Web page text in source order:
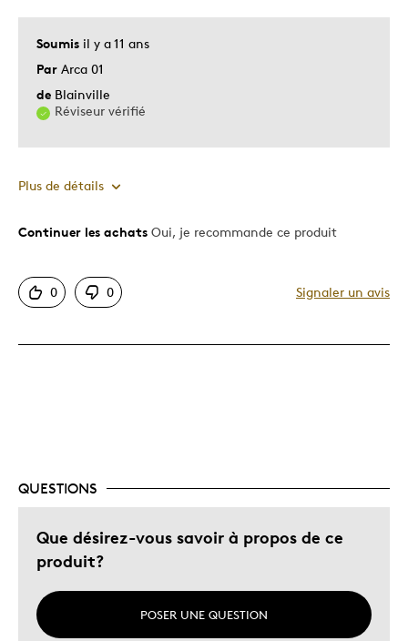
Soumis il y a 11 ans
Par Arca 01
de Blainville
Réviseur vérifié
Plus de détails
Le pour
Très bonne qualité
Occasion spéciale
Continuer les achats Oui, je recommande ce produit
0 0 Signaler un avis
QUESTIONS
Que désirez-vous savoir à propos de ce
produit?
POSER UNE QUESTION